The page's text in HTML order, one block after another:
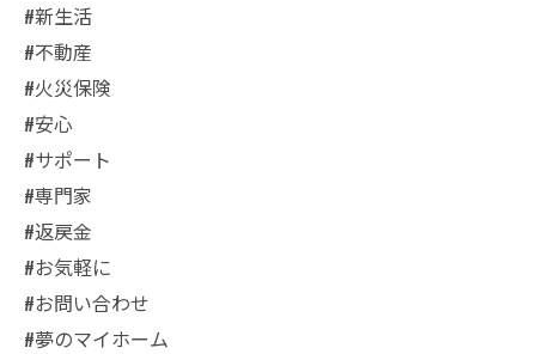
#新生活
#不動産
#火災保険
#安心
#サポート
#専門家
#返戻金
#お気軽に
#お問い合わせ
#夢のマイホーム